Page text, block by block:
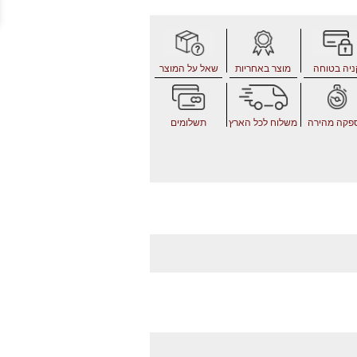
בטוחה מוצר באחריות שאל על המוצר
מהירה משלוח לכל הארץ תשלומים